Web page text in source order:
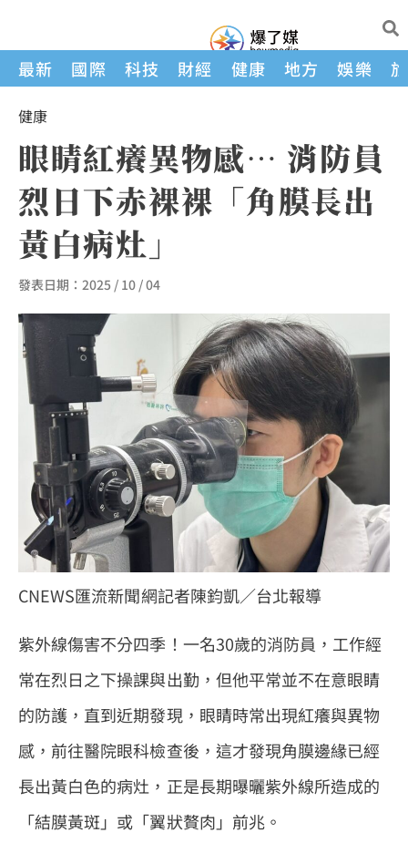
最新 國際 科技 財經 健康 地方 娛樂
健康
眼睛紅癢異物感… 消防員
烈日下赤裸裸「角膜長出
黃白病灶」
發表日期： 2025 / 10 / 04
CNEWS匯流新聞網記者陳鈞凱／台北報導
紫外線傷害不分四季！一名30歲的消防員，工作經
常在烈日之下操課與出勤，但他平常並不在意眼睛
的防護，直到近期發現，眼睛時常出現紅癢與異物
感，前往醫院眼科檢查後，這才發現角膜邊緣已經
長出黃白色的病灶，正是長期曝曬紫外線所造成的
「結膜黃斑」或「翼狀贅肉」前兆。